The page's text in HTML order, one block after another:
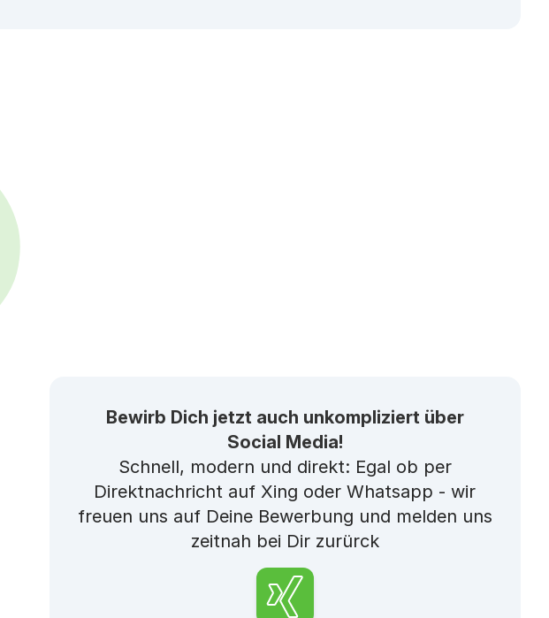
Bewirb Dich jetzt auch unkompliziert über
Social Media!
Schnell, modern und direkt: Egal ob per
Direktnachricht auf Xing oder Whatsapp - wir
freuen uns auf Deine Bewerbung und melden uns
zeitnah bei Dir zurürck